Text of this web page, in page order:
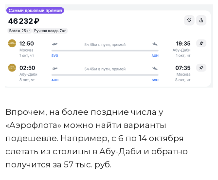
Впрочем, на более поздние числа у
«Аэрофлота» можно найти варианты
подешевле. Например, с 6 по 14 октября
слетать из столицы в Абу-Даби и обратно
получится за 57 тыс. руб.